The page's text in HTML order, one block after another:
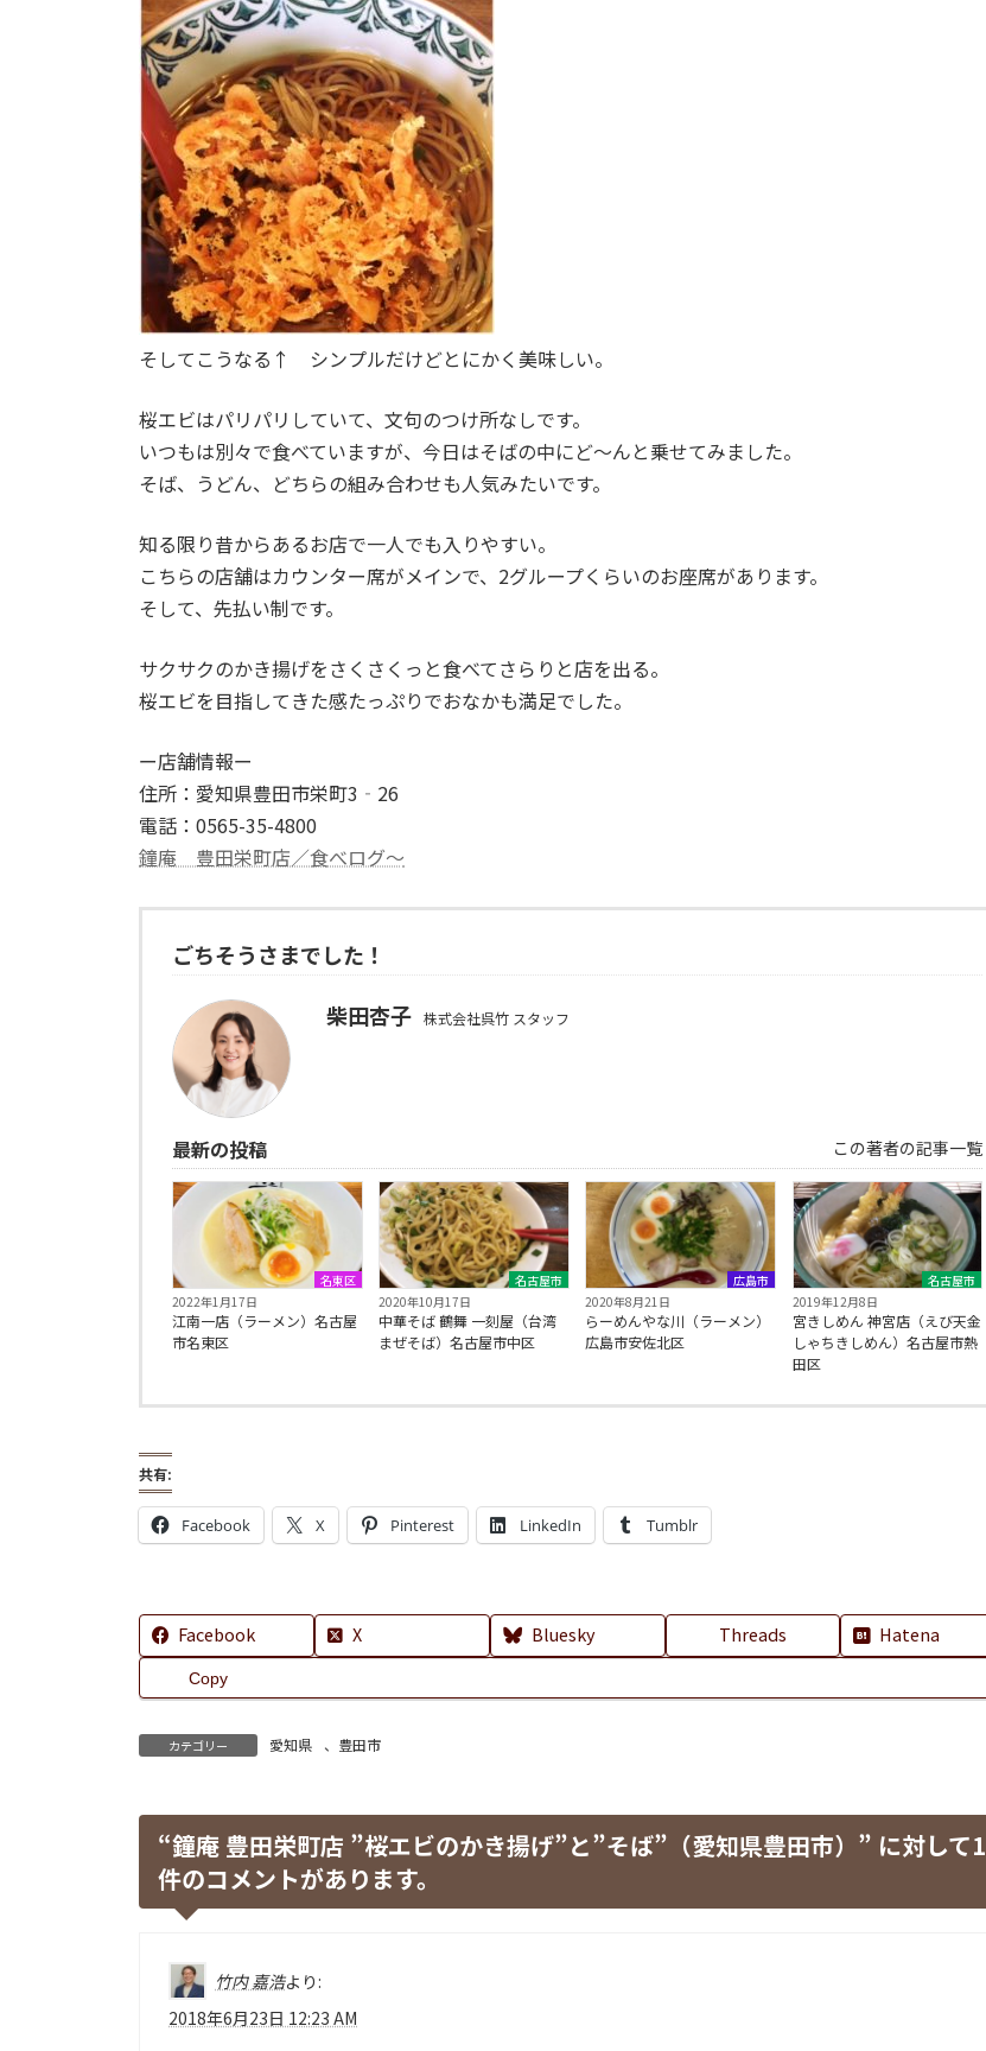
そしてこうなる↑ シンプルだけどとにかく美味しい。
桜エビはパリパリしていて、文句のつけ所なしです。
いつもは別々で食べていますが、今日はそばの中にど～んと乗せてみました。
そば、うどん、どちらの組み合わせも人気みたいです。
知る限り昔からあるお店で一人でも入りやすい。
こちらの店舗はカウンター席がメインで、2グループくらいのお座席があります。
そして、先払い制です。
サクサクのかき揚げをさくさくっと食べてさらりと店を出る。
桜エビを目指してきた感たっぷりでおなかも満足でした。
ー店舗情報ー
住所：愛知県豊田市栄町3‐26
電話：0565-35-4800
鐘庵 豊田栄町店／食べログ～
ごちそうさまでした！
柴田杏子 株式会社呉竹 スタッフ
最新の投稿 この著者の記事一覧
名東区
2022年1月17日
江南一店（ラーメン）名古屋
市名東区
名古屋市
2020年10月17日
中華そば 鶴舞 一刻屋（台湾
まぜそば）名古屋市中区
広島市
2020年8月21日
らーめんやな川（ラーメン）
広島市安佐北区
名古屋市
2019年12月8日
宮きしめん 神宮店（えび天金
しゃちきしめん）名古屋市熱
田区
共有:
Facebook X Pinterest LinkedIn Tumblr
Facebook X Bluesky Threads Hatena
Copy
カテゴリー 愛知県 、 豊田市
“鐘庵 豊田栄町店 ”桜エビのかき揚げ”と”そば”（愛知県豊田市） ” に対して1
件のコメントがあります。
竹内 嘉浩より:
2018年6月23日 12:23 AM